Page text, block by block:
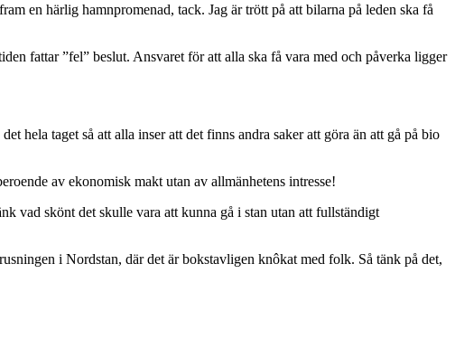
en härlig hamnpromenad, tack. Jag är trött på att bilarna på leden ska få
fattar ”fel” beslut. Ansvaret för att alla ska få vara med och påverka ligger
taget så att alla inser att det finns andra saker att göra än att gå på bio
av ekonomisk makt utan av allmänhetens intresse!
vad skönt det skulle vara att kunna gå i stan utan att fullständigt
i Nordstan, där det är bokstavligen knôkat med folk. Så tänk på det,